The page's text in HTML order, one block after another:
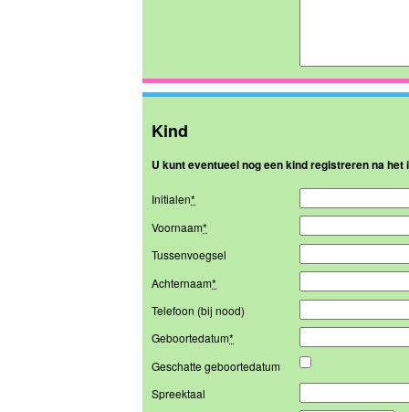
Kind
U kunt eventueel nog een kind registreren na
Initialen*
Voornaam*
Tussenvoegsel
Achternaam*
Telefoon (bij nood)
Geboortedatum*
Geschatte geboortedatum
Spreektaal